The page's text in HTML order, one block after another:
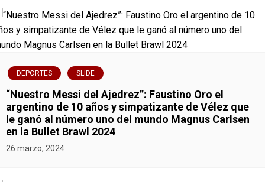
e
n
t
r
a
d
DEPORTES SLIDE
“Nuestro Messi del Ajedrez”: Faustino Oro el
argentino de 10 años y simpatizante de Vélez que
le ganó al número uno del mundo Magnus Carlsen
en la Bullet Brawl 2024
26 marzo, 2024